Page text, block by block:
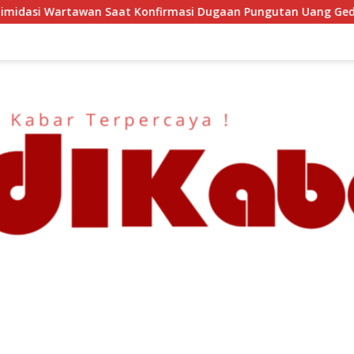
Dugaan Pungutan Uang Gedung, Anggota Komite SMAN 1